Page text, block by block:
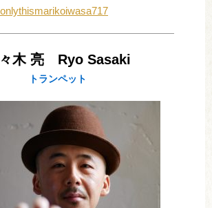
木 亮 Ryo Sasaki
トランペット